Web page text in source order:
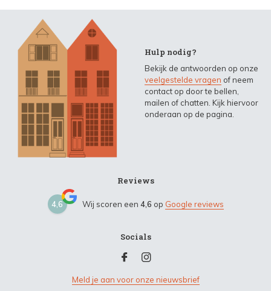
Hulp nodig?
Bekijk de antwoorden op onze
veelgestelde vragen of neem
contact op door te bellen,
mailen of chatten. Kijk hiervoor
onderaan op de pagina.
Reviews
4,6 Wij scoren een 4,6 op Google reviews
Socials
Meld je aan voor onze nieuwsbrief